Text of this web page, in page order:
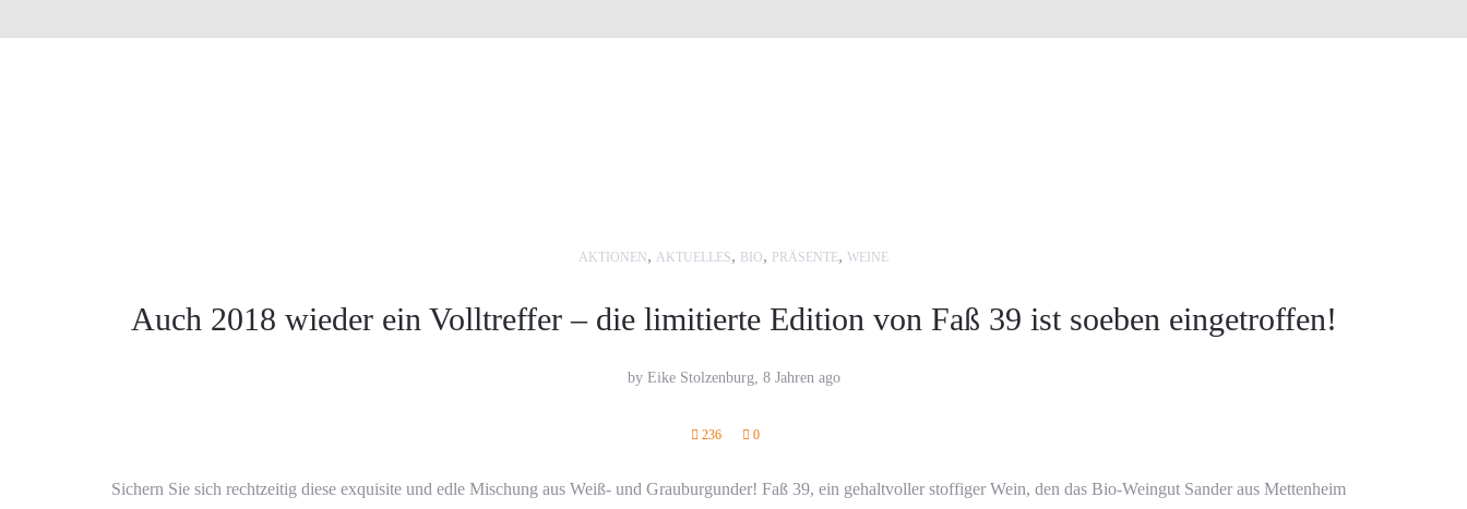
AKTIONEN, AKTUELLES, BIO, PRÄSENTE, WEINE
Auch 2018 wieder ein Volltreffer – die limitierte Edition von Faß 39 ist soeben eingetroffen!
by Eike Stolzenburg, 8 Jahren ago
236 0
Sichern Sie sich rechtzeitig diese exquisite und edle Mischung aus Weiß- und Grauburgunder! Faß 39, ein gehaltvoller stoffiger Wein, den das Bio-Weingut Sander aus Mettenheim